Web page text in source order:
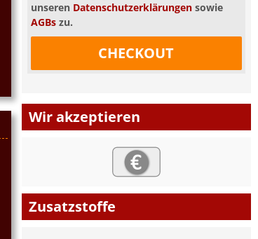
unseren Datenschutzerklärungensowie
AGBszu.
CHECKOUT
Wir akzeptieren
Zusatzstoffe